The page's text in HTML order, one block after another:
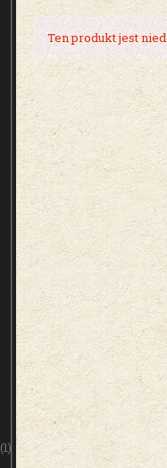
(1)
Ten produkt jest